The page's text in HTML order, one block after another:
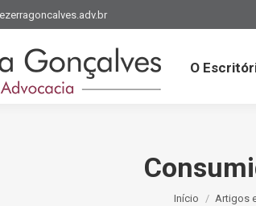
O
Você está
Início Artigos